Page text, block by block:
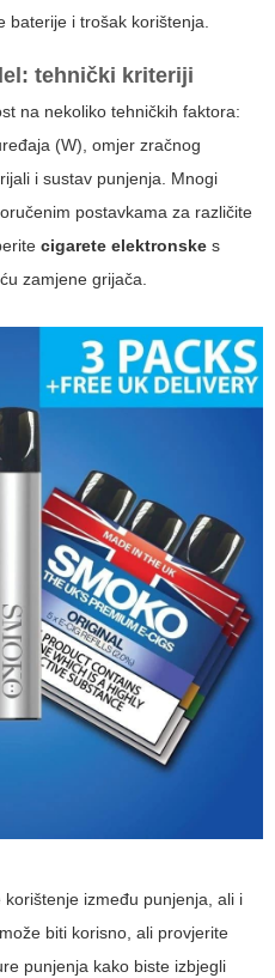
baterije i trošak korištenja.
tehnički kriteriji
na nekoliko tehničkih faktora:
(W), omjer zračnog
i sustav punjenja. Mnogi
postavkama za različite
cigarete elektronske s
zamjene grijača.
između punjenja, ali i
biti korisno, ali provjerite
punjenja kako biste izbjegli